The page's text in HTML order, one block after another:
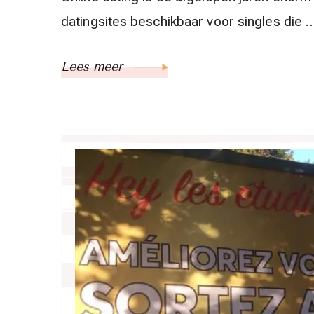
datingsites beschikbaar voor singles die
Lees meer